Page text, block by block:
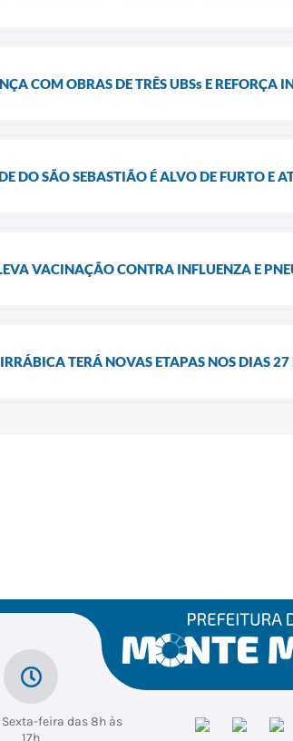
COM OBRAS DE TRÊS UBSs E REFORÇA
DO SÃO SEBASTIÃO É ALVO DE FURTO E
VACINAÇÃO CONTRA INFLUENZA E
TERÁ NOVAS ETAPAS NOS DIAS 27
Sexta-feira das 8h às
17h